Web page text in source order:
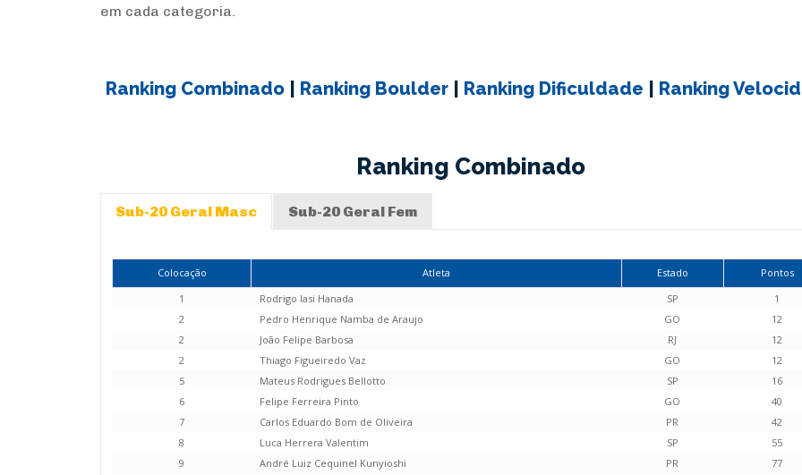
em cada categoria.
Ranking Combinado| Ranking Boulder| Ranking Dificuldade Ranking
Ranking Combinado
Sub-20 Geral Masc Sub-20 Geral Fem
Colocação Atleta Estado
Pontos
1
Rodrigo Iasi Hanada SP
1
2
Pedro Henrique Namba de Araujo GO
12
2
João Felipe Barbosa RJ
12
2
Thiago Figueiredo Vaz GO
12
5
Mateus Rodrigues Bellotto SP
16
6
Felipe Ferreira Pinto GO
40
7
Carlos Eduardo Bom de Oliveira PR
42
8
Luca Herrera Valentim SP
55
9
André Luiz Cequinel Kunyioshi PR
77